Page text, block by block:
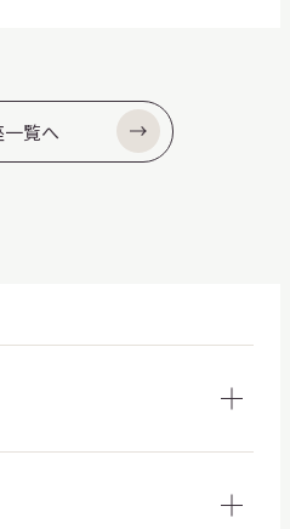
一覧へ